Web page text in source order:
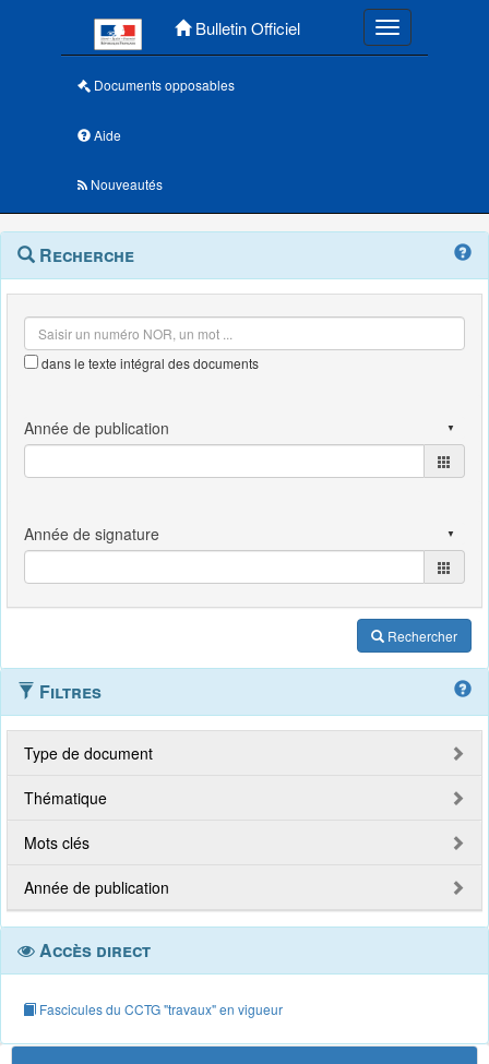
Bulletin Officiel Toggle
Documents opposables
Aide
Nouveautés
Navigation
outils
Menu
contextuel
Recherche
dans le texte intégral des documents
Rechercher
Filtres
Type de document
Thématique
Mots clés
Année de publication
Accès direct
Fascicules du CCTG "travaux" en vigueur